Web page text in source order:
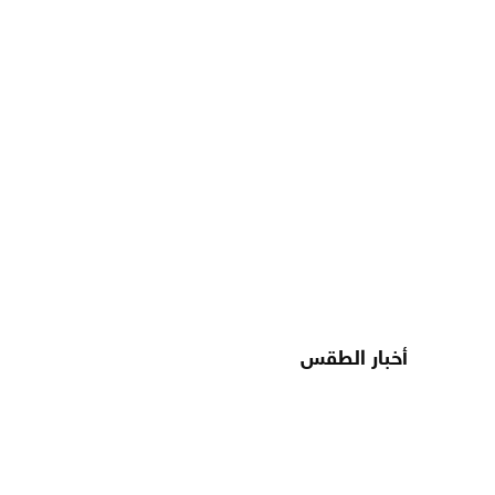
أخبار الطقس